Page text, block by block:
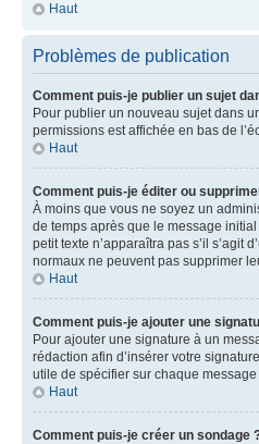
Haut
Problèmes de publication
Comment puis-je publier un sujet
Pour publier un nouveau sujet dans
permissions est affichée en bas de
Haut
Comment puis-je éditer ou
À moins que vous ne soyez un
de temps après que le message
petit texte n’apparaîtra pas s’il
normaux ne peuvent pas supprimer
Haut
Comment puis-je ajouter une
Pour ajouter une signature à un
rédaction afin d’insérer votre
utile de spécifier sur chaque
Haut
Comment puis-je créer un sondage